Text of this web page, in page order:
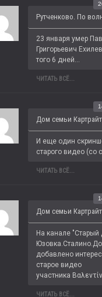
Рутченково. По
23 января умер
Григорьевич
того 6 дней...
ЧИТАТЬ ВСЁ...
Дом семьи
И еще один
старого видео (со
ЧИТАТЬ ВСЁ...
Дом семьи
На канале
добавлено
старое видео
участника
ЧИТАТЬ ВСЁ...